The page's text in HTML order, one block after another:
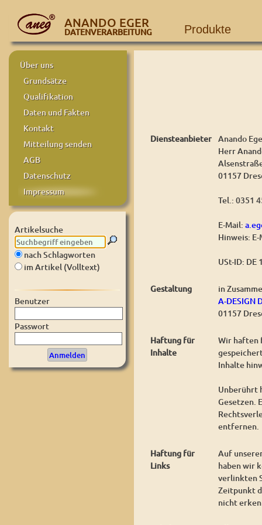
ANANDO EGER
DATENVERARBEITUNG Produkte
Über uns
Grundsätze
Qualifikation
Daten und Fakten
Kontakt
Mitteilung senden
AGB
Datenschutz
Impressum
Artikelsuche
nach Schlagworten
im Artikel (Volltext)
Benutzer
Passwort
Diensteanbieter Anando
Herr
01157
Tel.: 0351
E-Mail:
Hinweis:
USt-ID: DE
Gestaltung
in
A-DESIGN
01157
Haftung für
Inhalte
Wir haften
Inhalte
Unberührt
Gesetzen.
entfernen.
Haftung für
Links
Auf
haben wir
verlinkten
Zeitpunkt
nicht